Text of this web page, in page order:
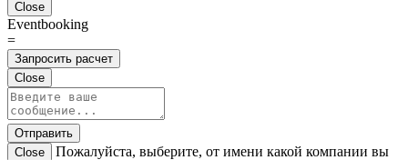
Close
Eventbooking
=
Запросить расчет
Close
Отправить
Close
Пожалуйста, выберите, от имени какой компании вы